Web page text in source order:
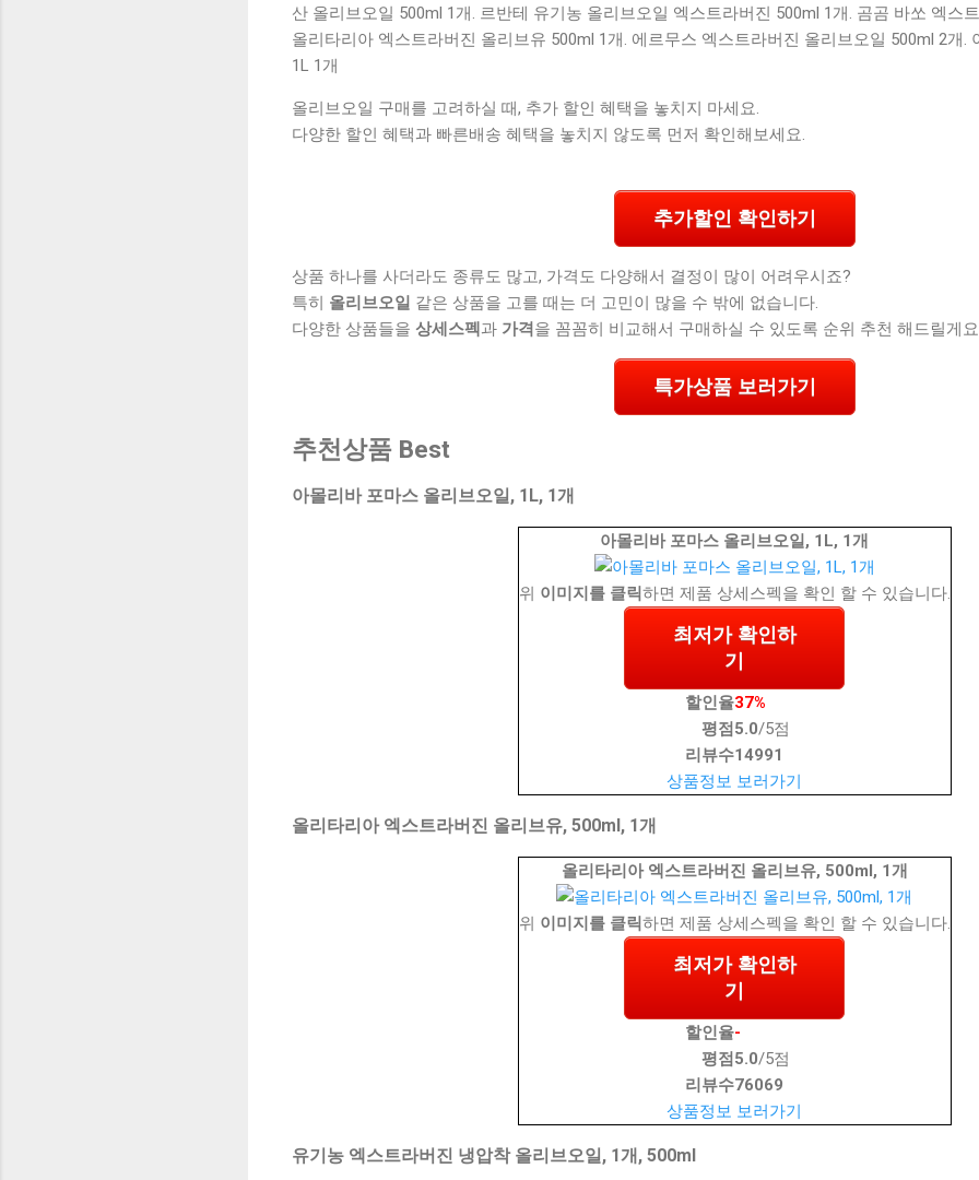
산 올리브오일 500ml 1개. 르반테 유기농 올리브오일 엑스트라버진 500ml 1개. 곰곰 바쏘 엑스
올리타리아 엑스트라버진 올리브유 500ml 1개. 에르무스 엑스트라버진 올리브오일 500ml 2개.
1L 1개
올리브오일 구매를 고려하실 때, 추가 할인 혜택을 놓치지 마세요.
다양한 할인 혜택과 빠른배송 혜택을 놓치지 않도록 먼저 확인해보세요.
추가할인 확인하기
상품 하나를 사더라도 종류도 많고, 가격도 다양해서 결정이 많이 어려우시죠?
특히 올리브오일 같은 상품을 고를 때는 더 고민이 많을 수 밖에 없습니다.
다양한 상품들을 상세스펙 과 가격 을 꼼꼼히 비교해서 구매하실 수 있도록 순위 추천 해드릴게
특가상품 보러가기
추천상품 Best
아몰리바 포마스 올리브오일, 1L, 1개
아몰리바 포마스 올리브오일, 1L, 1개
위 이미지를 클릭하면 제품 상세스펙을 확인 할 수 있습니다.
최저가 확인하
기
할인율37%
평점 5.0/5점
리뷰수14991
상품정보 보러가기
올리타리아 엑스트라버진 올리브유, 500ml, 1개
올리타리아 엑스트라버진 올리브유, 500ml, 1개
위 이미지를 클릭하면 제품 상세스펙을 확인 할 수 있습니다.
최저가 확인하
기
할인율-
평점 5.0/5점
리뷰수76069
상품정보 보러가기
유기농 엑스트라버진 냉압착 올리브오일, 1개, 500ml